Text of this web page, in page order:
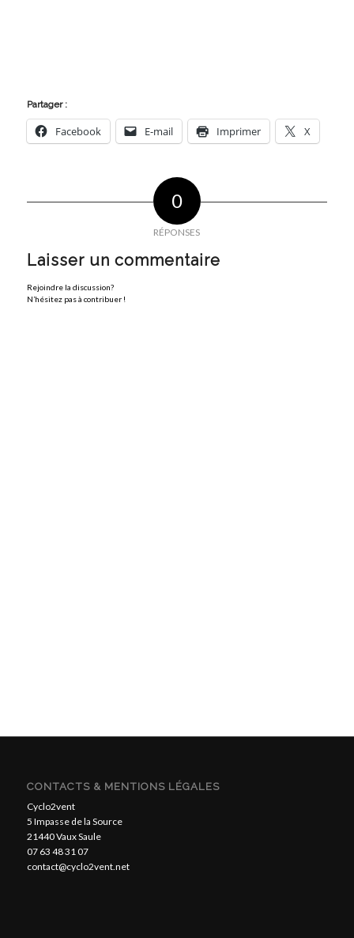
Partager :
Facebook E-mail Imprimer X
0
RÉPONSES
Laisser un commentaire
Rejoindre la discussion?
N’hésitez pas à contribuer !
CONTACTS & MENTIONS LÉGALES
Cyclo2vent
5 Impasse de la Source
21440 Vaux Saule
07 63 48 31 07
contact@cyclo2vent.net